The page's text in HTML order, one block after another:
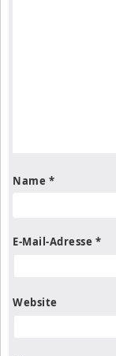
Name *
E-Mail-Adresse *
Website